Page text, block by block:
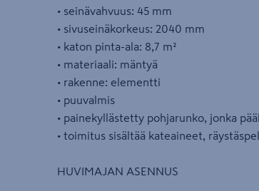
• seinävahvuus: 45 mm
• sivuseinäkorkeus: 2040 mm
• katon pinta-ala: 8,7 m²
• materiaali: mäntyä
• rakenne: elementti
• puuvalmis
• painekyllästetty pohjarunko, jonka
• toimitus sisältää kateaineet,
HUVIMAJAN ASENNUS